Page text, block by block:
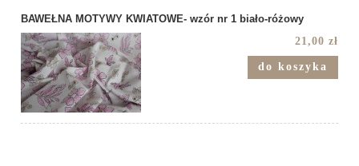
BAWEŁNA MOTYWY KWIATOWE- wzór nr 1 biało-różowy
21,00 zł
do koszyka